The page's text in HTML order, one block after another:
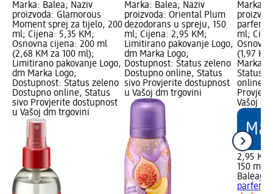
Marka: Balea; Naziv
proizvoda: Glamorous
Moment sprej za tijelo, 200
ml; Cijena: 5,35 KM;
Osnovna cijena: 200 ml
(2,68 KM za 100 ml);
Limitirano pakovanje Logo,
dm Marka Logo;
Dostupnost: Status zeleno
Dostupno online, Status
sivo Provjerite dostupnost
u Vašoj dm trgovini
Marka: Balea; Naziv
proizvoda: Oriental Plum
dezodorans u spreju, 150
ml; Cijena: 2,95 KM;
Limitirano pakovanje Logo,
dm Marka Logo;
Dostupnost: Status zeleno
Dostupno online, Status
sivo Provjerite dostupnost
u Vašoj dm trgovini
Marka:
ml;
(1,97
Marka
Status
online,
Vašoj
2,95 KM
150 ml
Balea